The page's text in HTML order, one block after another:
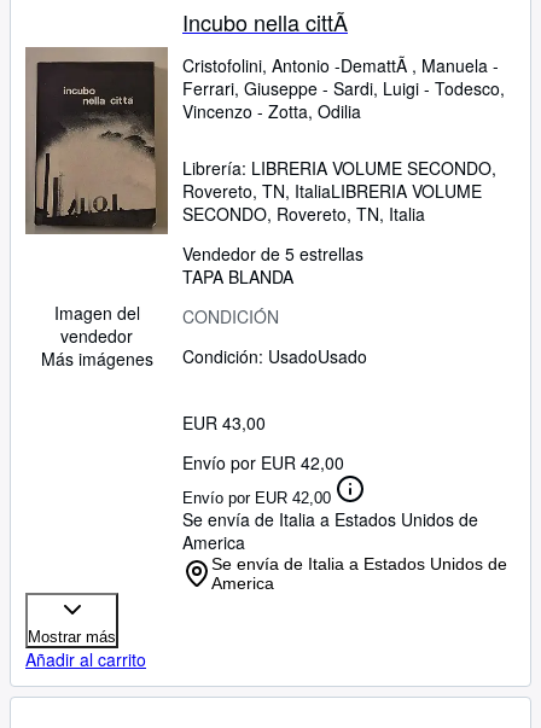
Imagen del
vendedor
Más imágenes
Incubo nella cittÃ
Cristofolini, Antonio -DemattÃ , Manuela -
Ferrari, Giuseppe - Sardi, Luigi - Todesco,
Vincenzo - Zotta, Odilia
Librería: LIBRERIA VOLUME SECONDO,
Rovereto, TN, ItaliaLIBRERIA VOLUME
SECONDO, Rovereto, TN, Italia
Vendedor de 5 estrellas
TAPA BLANDA
CONDICIÓN
Condición: UsadoUsado
EUR 43,00
Envío por EUR 42,00
Envío por EUR 42,00
Se envía de Italia a Estados Unidos de
America
Se envía de Italia a Estados Unidos de
America
Mostrar más
Añadir al carrito